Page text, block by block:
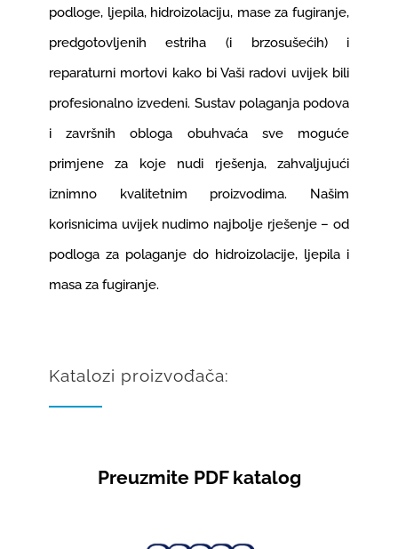
podloge, ljepila, hidroizolaciju, mase za fugiranje,
predgotovljenih estriha (i brzosušećih) i
reparaturni mortovi kako bi Vaši radovi uvijek bili
profesionalno izvedeni. Sustav polaganja podova
i završnih obloga obuhvaća sve moguće
primjene za koje nudi rješenja, zahvaljujući
iznimno kvalitetnim proizvodima. Našim
korisnicima uvijek nudimo najbolje rješenje – od
podloga za polaganje do hidroizolacije, ljepila i
masa za fugiranje.
Katalozi proizvođača:
Preuzmite PDF katalog